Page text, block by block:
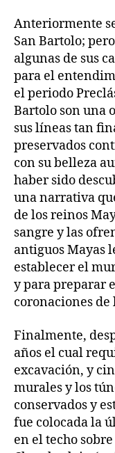
Anteriormente
San Bartolo;
algunas de sus
para el
el periodo
Bartolo son una
sus líneas tan
preservados
con su belleza
haber sido
una narrativa
de los reinos
sangre y las
antiguos Mayas
establecer el
y para preparar
coronaciones de
Finalmente,
años el cual
excavación, y
murales y los
conservados y
fue colocada la
en el techo